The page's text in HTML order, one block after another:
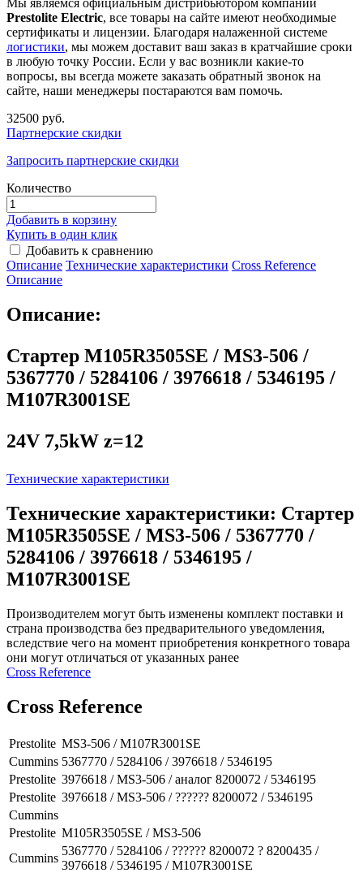
Мы являемся официальным дистрибьютором компании
Prestolite Electric, все товары на сайте имеют необходимые
сертификаты и лицензии. Благодаря налаженной системе
логистики, мы можем доставит ваш заказ в кратчайшие сроки
в любую точку России. Если у вас возникли какие-то
вопросы, вы всегда можете заказать обратный звонок на
сайте, наши менеджеры постараются вам помочь.
32500 руб.
Партнерские скидки
Запросить партнерские скидки
Количество
Добавить в корзину
Купить в один клик
Добавить к сравнению
Описание Технические характеристики Сross Reference
Описание
Описание:
Стартер M105R3505SE / MS3-506 /
5367770 / 5284106 / 3976618 / 5346195 /
M107R3001SE
24V 7,5kW z=12
Технические характеристики
Технические характеристики: Стартер
M105R3505SE / MS3-506 / 5367770 /
5284106 / 3976618 / 5346195 /
M107R3001SE
Производителем могут быть изменены комплект поставки и
страна производства без предварительного уведомления,
вследствие чего на момент приобретения конкретного товара
они могут отличаться от указанных ранее
Сross Reference
Сross Reference
Prestolite MS3-506 / M107R3001SE
Cummins 5367770 / 5284106 / 3976618 / 5346195
Prestolite 3976618 / MS3-506 / аналог 8200072 / 5346195
Prestolite 3976618 / MS3-506 / ?????? 8200072 / 5346195
Cummins
Prestolite M105R3505SE / MS3-506
Cummins
5367770 / 5284106 / ?????? 8200072 ? 8200435 /
3976618 / 5346195 / M107R3001SE